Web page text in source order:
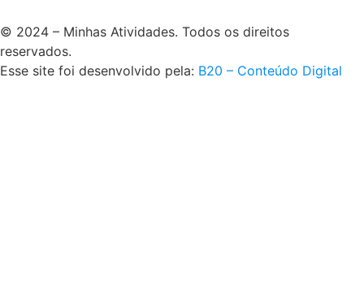
© 2024 – Minhas Atividades. Todos os direitos
reservados.
Esse site foi desenvolvido pela: B20 – Conteúdo Digital